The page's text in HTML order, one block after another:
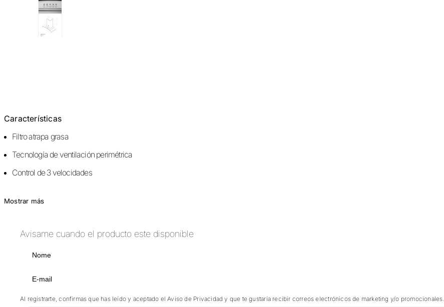
Características
Filtro atrapa grasa
Tecnología de ventilación perimétrica
Control de 3 velocidades
Mostrar más
Avisame cuando el producto este disponible
Al registrarte, confirmas que has leído y aceptado el Aviso de Privacidad y que te gustaría recibir correos electrónicos de marketing y/o promocionales.